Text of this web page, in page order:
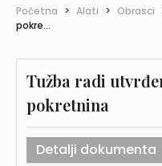
Početna > Alati > Obrasci
pokre...
Tužba radi
pokretnina
Detalji dokumenta